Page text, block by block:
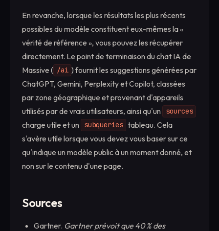
En revanche, lorsque les résultats les plus récents
possibles du modèle constituent eux-mêmes la «
vérité de référence », vous pouvez les récupérer
directement. Le point de terminaison du chat IA de
Massive ( /ai ) fournit les suggestions générées par
ChatGPT, Gemini, Perplexity et Copilot, classées
par zone géographique et provenant d'appareils
utilisés par de vrais utilisateurs, ainsi qu'un
sources
charge utile et un subqueries tableau. Cela
s'avère utile lorsque vous devez vous baser sur ce
qu'indique un modèle public à un moment donné, et
non sur le contenu d'une page.
Sources
Gartner. Gartner prévoit que 40 % des